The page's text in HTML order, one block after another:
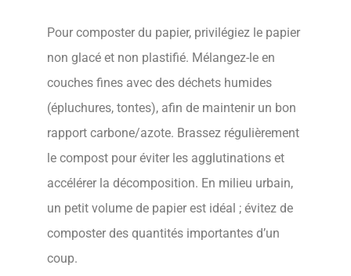
Pour composter du papier, privilégiez le papier
non glacé et non plastifié. Mélangez-le en
couches fines avec des déchets humides
(épluchures, tontes), afin de maintenir un bon
rapport carbone/azote. Brassez régulièrement
le compost pour éviter les agglutinations et
accélérer la décomposition. En milieu urbain,
un petit volume de papier est idéal ; évitez de
composter des quantités importantes d’un
coup.